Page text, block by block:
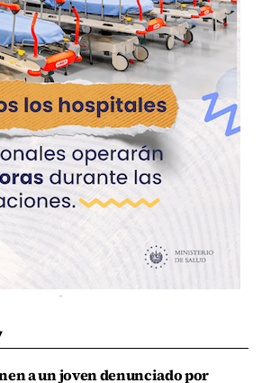
a un joven denunciado por